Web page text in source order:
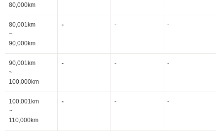
80,000km
80,001km
~
90,000km
- - -
90,001km
~
100,000km
- - -
100,001km
~
110,000km
- - -